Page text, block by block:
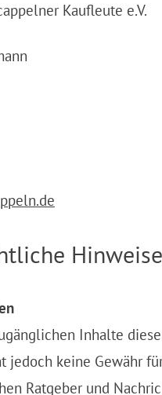
Kaufleute e.V.
Hinweise
Inhalte
jedoch keine Gewähr
Ratgeber und